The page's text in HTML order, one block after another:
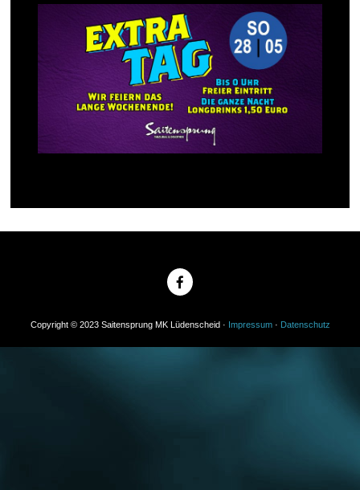
Copyright © 2023 Saitensprung MK Lüdenscheid · Impressum· Datenschutz